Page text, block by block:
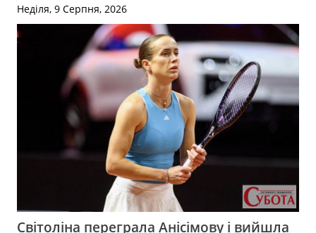
Неділя, 9 Серпня, 2026
Світоліна переграла Анісімову і вийшла